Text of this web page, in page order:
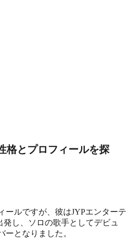
格とプロフィールを探
ールですが、彼はJYPエンターテ
し、ソロの歌手としてデビュ
ーとなりました。